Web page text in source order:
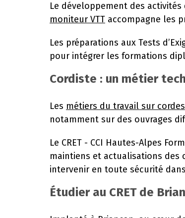
Le développement des
moniteur VTT accompagne les
Les préparations aux Tests
pour intégrer les formations
Cordiste : un métier
Les métiers du travail sur cordes
notamment sur des ouvrages
Le CRET - CCI Hautes-Alpes
maintiens et actualisations des
intervenir en toute sécurité
Étudier au CRET de